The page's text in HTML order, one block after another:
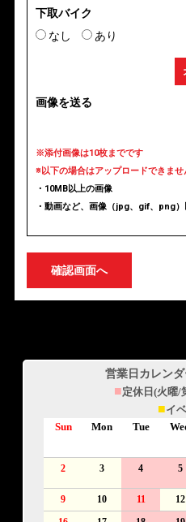
下取バイク
なし
あり
画像を送る
※添付画像は10枚までです
※以下の場合はアップロードできませ
・10MB以上の画像
・動画など、画像（jpg、gif、png
確認画面へ